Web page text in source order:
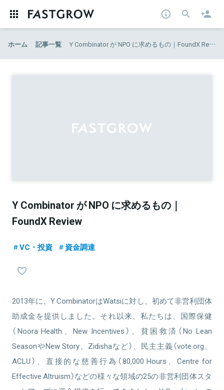
ホーム 記事一覧 Y Combinator が NPO に求めるもの｜FoundX Review
Y Combinator が NPO に求めるもの｜
FoundX Review
VC・投資 資金調達
2013年に、Y CombinatorはWatsiに対し、初めて非営利団体
助成金を提供しました。それ以来、私たちは、国際保健
（Noora Health、New Incentives）、貧困救済（No Lean
SeasonやNew Story、Zidishaなど）、民主主義（vote.org、
ACLU）、直接的な慈善行為（80,000 Hours、Centre for
Effective Altruism）などの様々な領域の25の非営利団体スタ